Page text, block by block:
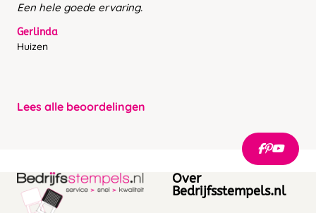
Een hele goede ervaring.
Gerlinda
Huizen
Lees alle beoordelingen
Over
Bedrijfsstempels.nl